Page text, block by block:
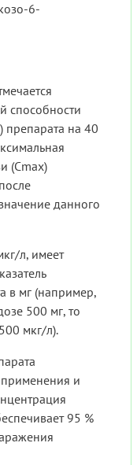
6-
способности
препарата на 40
(Cmax)
данного
л, имеет
в мг (например,
500 мг, то
мкг/л).
применения и
95 %